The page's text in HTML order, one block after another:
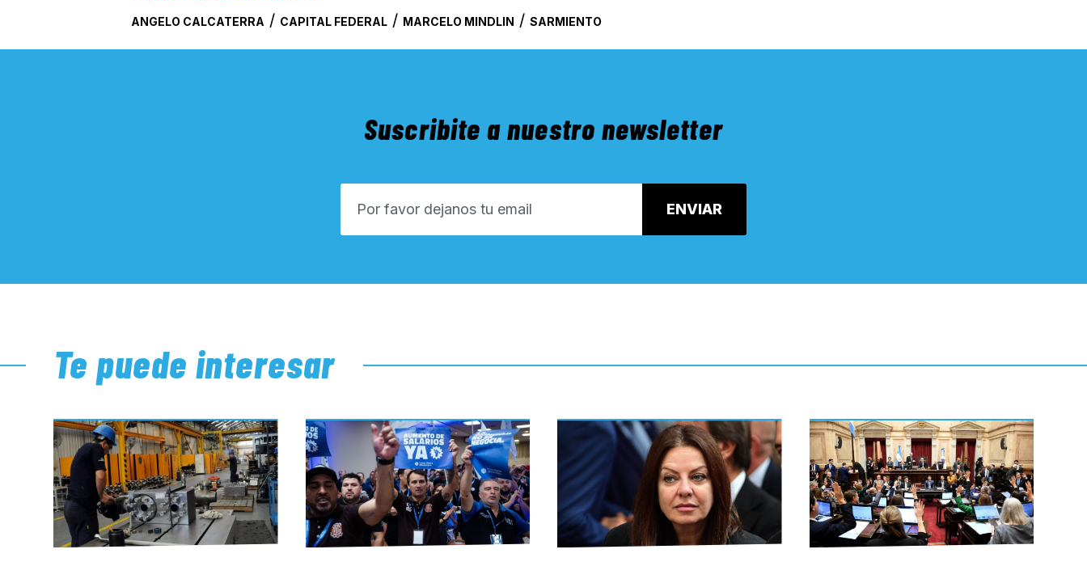
ANGELO CALCATERRA / CAPITAL FEDERAL / MARCELO MINDLIN /SARMIENTO
Suscribite a nuestro newsletter
Te puede interesar